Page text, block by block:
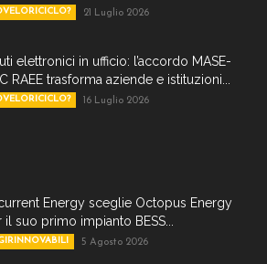
21 Luglio 2026
elettronici in ufficio: l’accordo MASE-
RAEE trasforma aziende e istituzioni...
16 Luglio 2026
Energy sceglie Octopus Energy
il suo primo impianto BESS...
5 Agosto 2026